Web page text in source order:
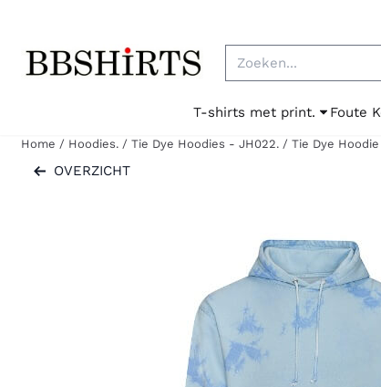
Zoeken
T-shirts met print. Foute
Home / Hoodies. / Tie Dye Hoodies - JH022. / Tie Dye
OVERZICHT